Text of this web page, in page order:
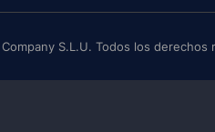
S.L.U. Todos los derechos